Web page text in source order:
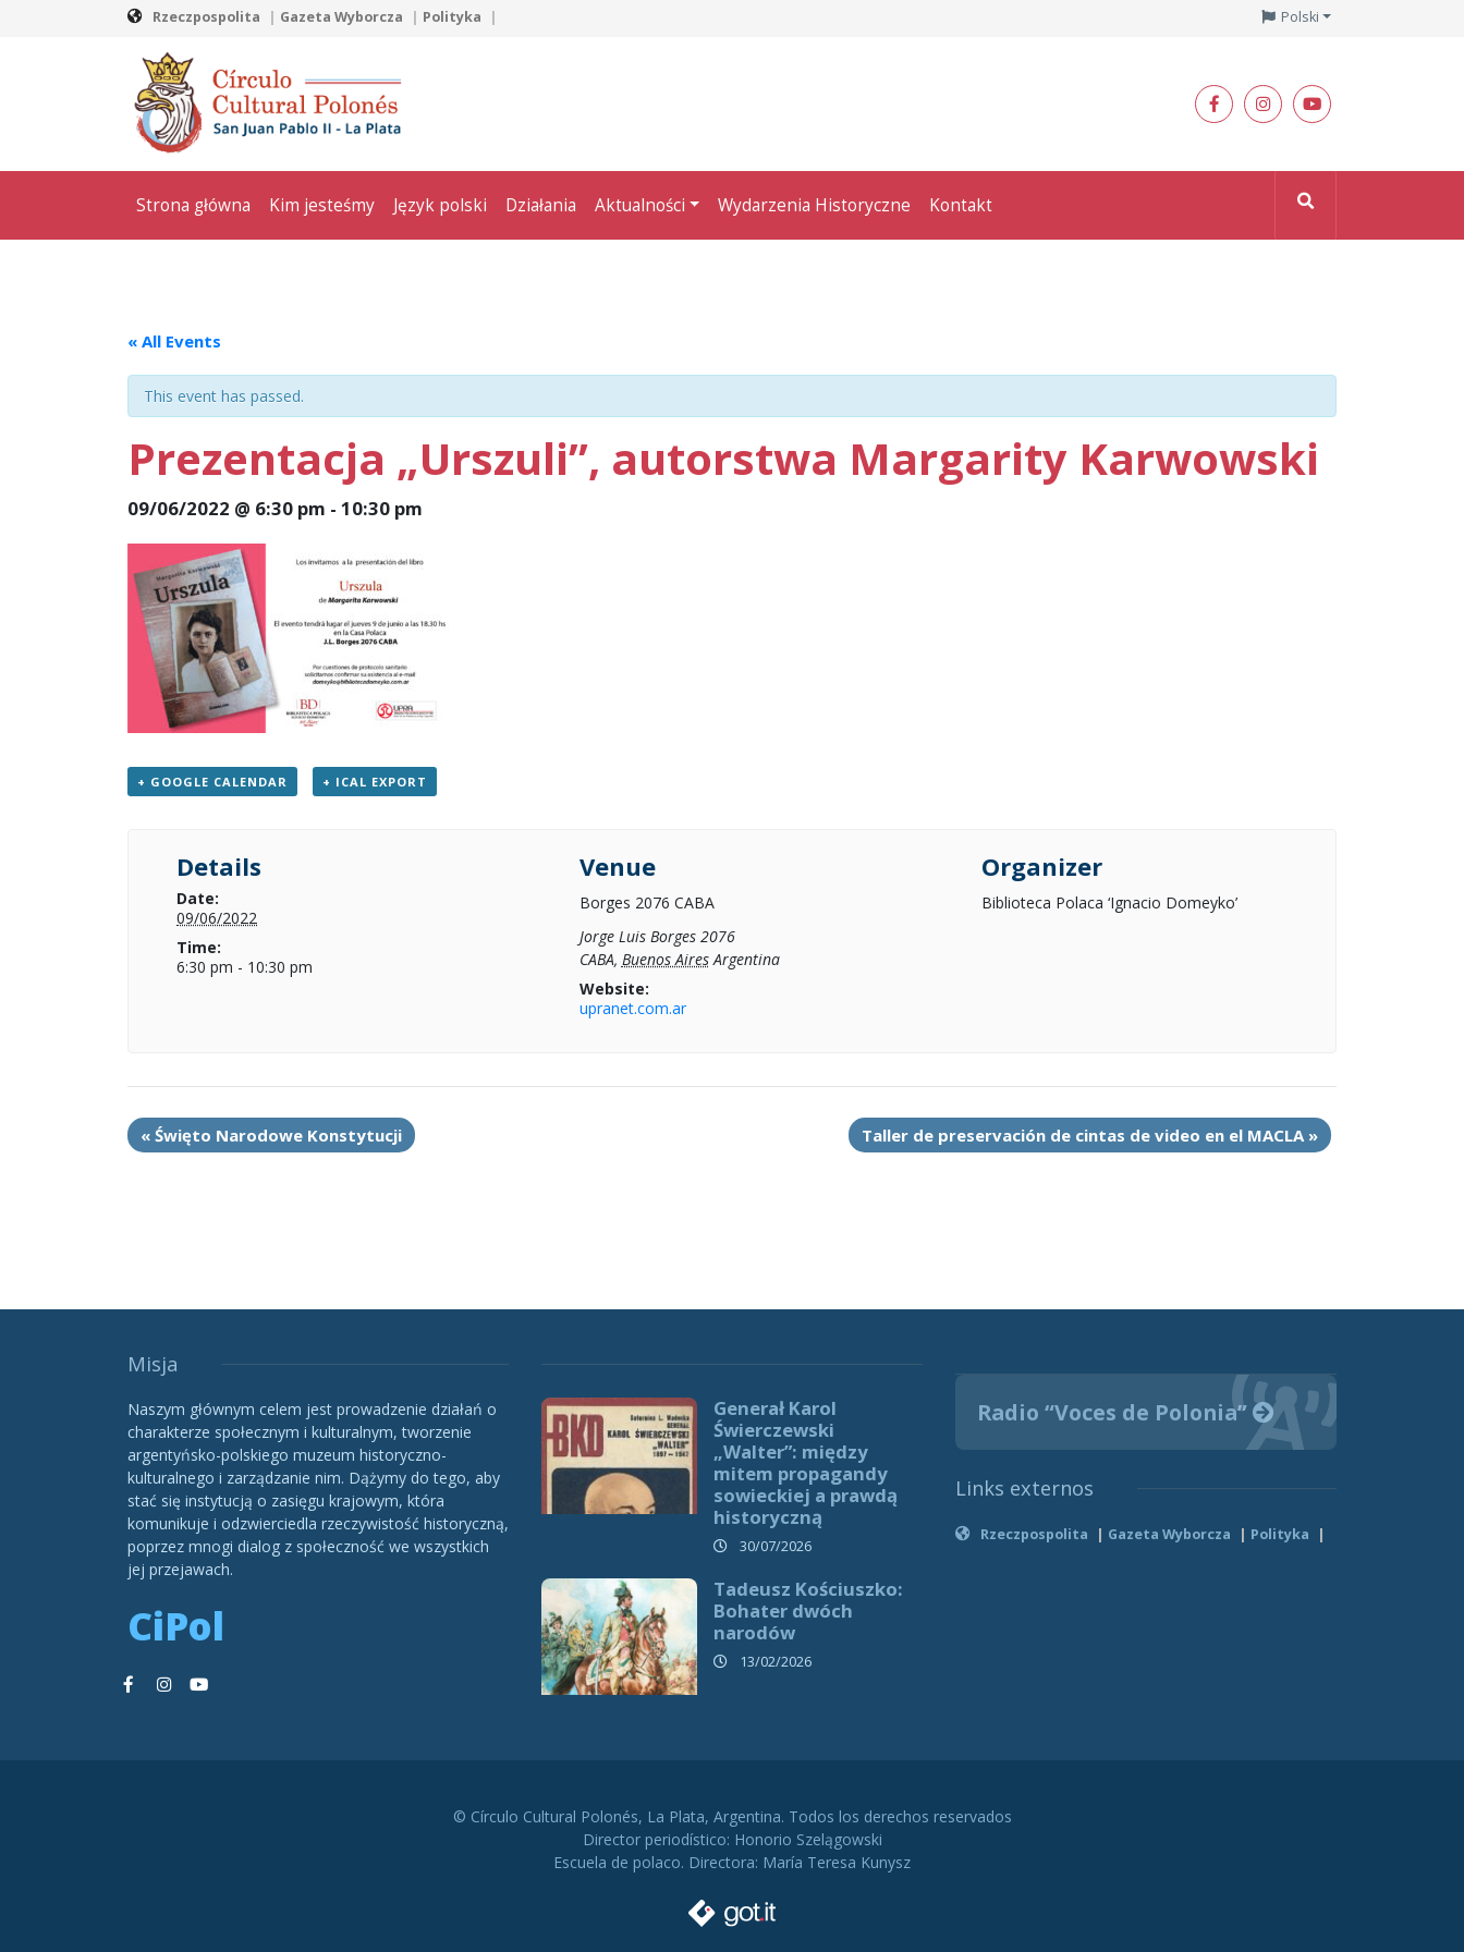
Rzeczpospolita Gazeta Wyborcza Polityka Polski
Strona główna Kim jesteśmy Język polski Działania Aktualności Wydarzenia Historyczne Kontakt
« All Events
This event has passed.
Prezentacja „Urszuli”, autorstwa Margarity Karwowski
09/06/2022 @ 6:30 pm - 10:30 pm
+ GOOGLE CALENDAR + ICAL EXPORT
Details
Date:
09/06/2022
Time:
6:30 pm - 10:30 pm
Venue
Borges 2076 CABA
Jorge Luis Borges 2076
CABA, Buenos Aires Argentina
Website:
upranet.com.ar
Organizer
Biblioteca Polaca ‘Ignacio Domeyko’
« Święto Narodowe Konstytucji Taller de preservación de cintas de video en el MACLA »
Misja
Naszym głównym celem jest prowadzenie działań o
charakterze społecznym i kulturalnym, tworzenie
argentyńsko-polskiego muzeum historyczno-
kulturalnego i zarządzanie nim. Dążymy do tego, aby
stać się instytucją o zasięgu krajowym, która
komunikuje i odzwierciedla rzeczywistość historyczną,
poprzez mnogi dialog z społeczność we wszystkich
jej przejawach.
CiPol
Generał Karol
Świerczewski
„Walter”: między
mitem propagandy
sowieckiej a prawdą
historyczną
30/07/2026
Tadeusz Kościuszko:
Bohater dwóch
narodów
13/02/2026
Radio “Voces de Polonia”
Links externos
Rzeczpospolita Gazeta Wyborcza Polityka
© Círculo Cultural Polonés, La Plata, Argentina. Todos los derechos reservados
Director periodístico: Honorio Szelągowski
Escuela de polaco. Directora: María Teresa Kunysz